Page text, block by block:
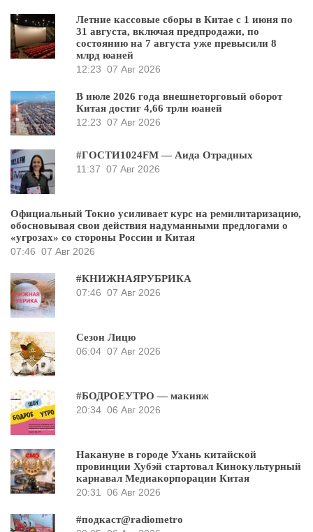
Летние кассовые сборы в Китае с 1 июня по
31 августа, включая предпродажи, по
состоянию на 7 августа уже превысили 8
млрд юаней
12:23 07 Авг 2026
В июле 2026 года внешнеторговый оборот
Китая достиг 4,66 трлн юаней
12:23 07 Авг 2026
#ГОСТИ1024FM — Аида Отрадных
11:37 07 Авг 2026
Официальный Токио усиливает курс на ремилитаризацию,
обосновывая свои действия надуманными предлогами о
«угрозах» со стороны России и Китая
07:46 07 Авг 2026
#КНИЖНАЯРУБРИКА
07:46 07 Авг 2026
Сезон Лицю
06:04 07 Авг 2026
#БОДРОЕУТРО — макияж
20:34 06 Авг 2026
Накануне в городе Ухань китайской
провинции Хубэй стартовал Кинокультурный
карнавал Медиакорпорации Китая
20:31
06 Авг 2026
#подкаст@radiometro